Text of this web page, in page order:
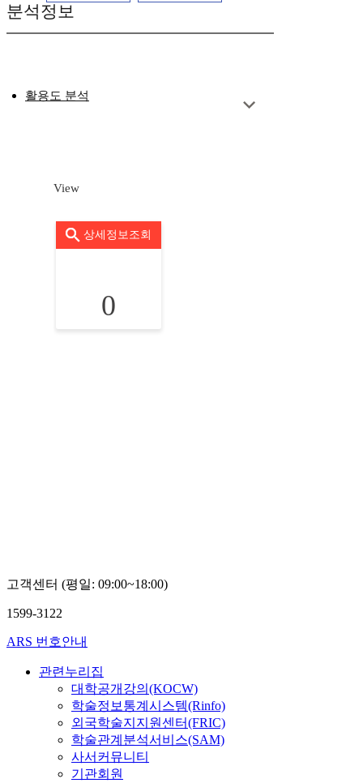
분석정보
활용도 분석
View
상세정보조회
0
고객센터 (평일: 09:00~18:00)
1599-3122
ARS 번호안내
관련누리집
대학공개강의(KOCW)
학술정보통계시스템(Rinfo)
외국학술지지원센터(FRIC)
학술관계분석서비스(SAM)
사서커뮤니티
기관회원